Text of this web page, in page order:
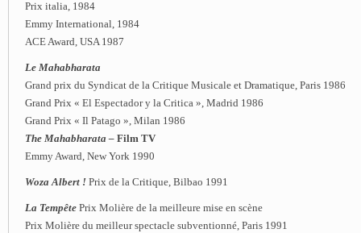
Prix italia, 1984
Emmy International, 1984
ACE Award, USA 1987
Le Mahabharata
Grand prix du Syndicat de la Critique Musicale et Dramatique, Paris 1986
Grand Prix « El Espectador y la Critica », Madrid 1986
Grand Prix « Il Patago », Milan 1986
The Mahabharata – Film TV
Emmy Award, New York 1990
Woza Albert ! Prix de la Critique, Bilbao 1991
La Tempête Prix Molière de la meilleure mise en scène
Prix Molière du meilleur spectacle subventionné, Paris 1991